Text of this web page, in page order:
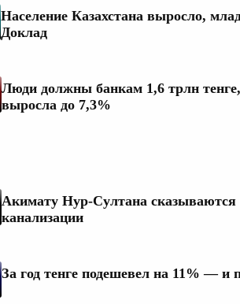
Население Казахстана выросло,
Доклад
Люди должны банкам 1,6 трлн
выросла до 7,3%
Акимату Нур-Султана сказываются
канализации
За год тенге подешевел на 11% — и